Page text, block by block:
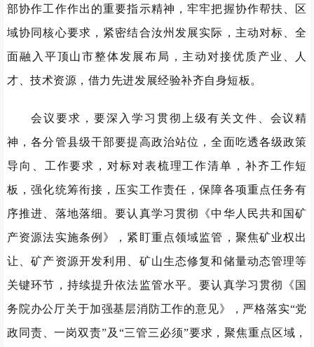
部协作工作作出的重要指示精神，牢牢把握协作帮扶、区
域协同核心要求，紧密结合汝州发展实际，主动对标、全
面融入平顶山市整体发展布局，主动对接优质产业、人
才、技术资源，借力先进发展经验补齐自身短板。
会议要求，要深入学习贯彻上级有关文件、会议精
神，各分管县级干部要提高政治站位，全面吃透各级政策
导向、工作要求，对标对表梳理工作清单，补齐工作短
板，强化统筹衔接，压实工作责任，保障各项重点任务有
序推进、落地落细。要认真学习贯彻《中华人民共和国矿
产资源法实施条例》，紧盯重点领域监管，聚焦矿业权出
让、矿产资源开发利用、矿山生态修复和储量动态管理等
关键环节，持续提升依法监管水平。要认真学习贯彻《国
务院办公厅关于加强基层消防工作的意见》，严格落实“党
政同责、一岗双责”及“三管三必须”要求，聚焦重点区域，